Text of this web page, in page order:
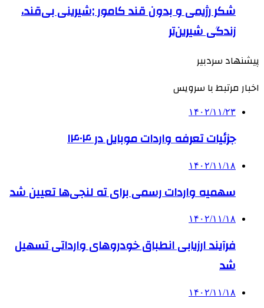
شکر رژیمی و بدون قند کامور ;شیرینی بی‌قند،
زندگی شیرین‌تر
پیشنهاد سردبیر
اخبار مرتبط با سرویس
۱۴۰۲/۱۱/۲۳
جزئیات تعرفه واردات موبایل در ۱۴۰۴
۱۴۰۲/۱۱/۱۸
سهمیه واردات رسمی برای ته لنجی‌ها تعیین شد
۱۴۰۲/۱۱/۱۸
فرآیند ارزیابی انطباق خودروهای وارداتی تسهیل
شد
۱۴۰۲/۱۱/۱۸